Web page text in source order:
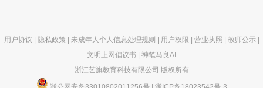
用户协议 隐私政策 未成年人个人信息处理规则 用户权限 营业执照 教师公示
文明上网倡议书
神笔马良AI
浙江艺旗教育科技有限公司 版权所有